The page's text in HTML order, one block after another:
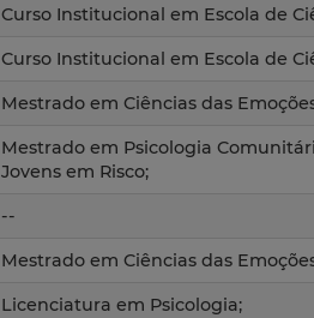
Curso Institucional em Escola de
Curso Institucional em Escola de
Mestrado em Ciências das
Mestrado em Psicologia
Jovens em Risco;
--
Mestrado em Ciências das
Licenciatura em Psicologia;